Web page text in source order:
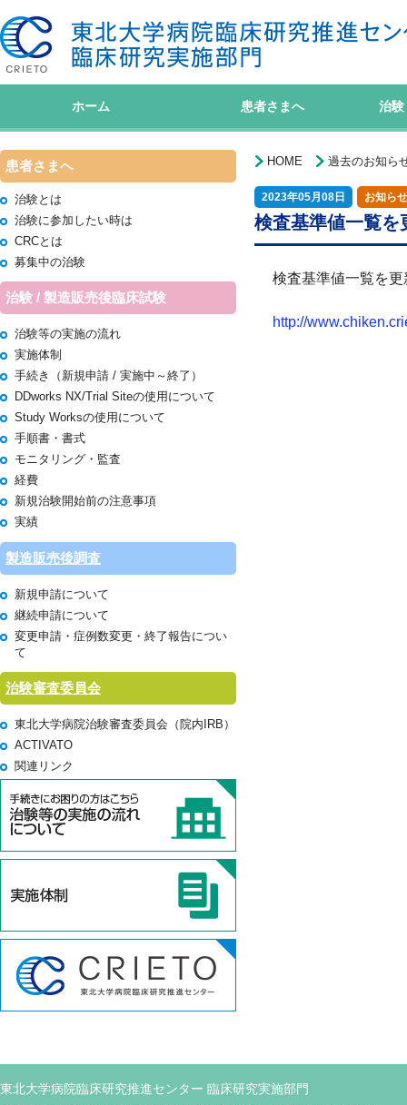
ホーム 患者さまへ 治験
患者さまへ
治験とは
治験に参加したい時は
CRCとは
募集中の治験
治験 / 製造販売後臨床試験
治験等の実施の流れ
実施体制
手続き（新規申請 / 実施中～終了）
DDworks NX/Trial Siteの使用について
Study Worksの使用について
手順書・書式
モニタリング・監査
経費
新規治験開始前の注意事項
実績
製造販売後調査
新規申請について
継続申請について
変更申請・症例数変更・終了報告につい
て
治験審査委員会
東北大学病院治験審査委員会（院内IRB）
ACTIVATO
関連リンク
HOME 過去のお知ら
2023年05月08日 お知らせ
検査基準値一覧を
検査基準値一覧を
http://
東北大学病院臨床研究推進センター 臨床研究実施部門